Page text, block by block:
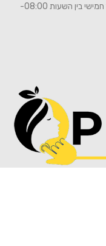
שעות הפעילות של בית המרקחת : בימי ראשון עד חמישי בין השעות 08:00-